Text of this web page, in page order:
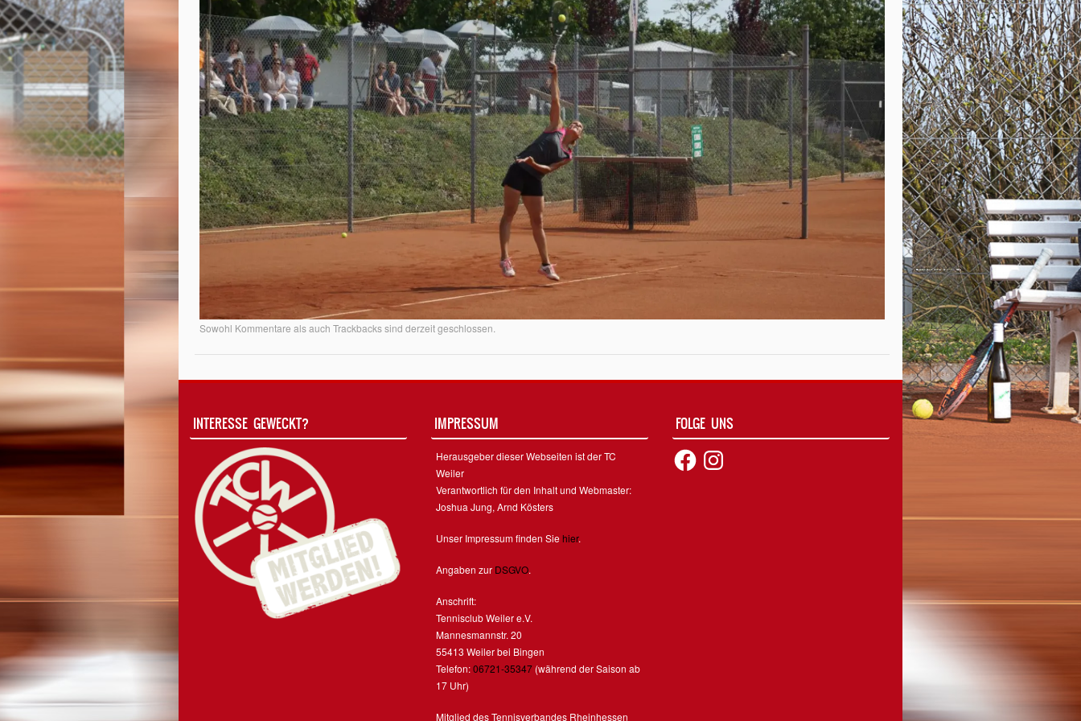
Sowohl Kommentare als auch Trackbacks sind derzeit geschlossen.
INTERESSE GEWECKT? IMPRESSUM
Herausgeber dieser Webseiten ist der TC
Weiler
Verantwortlich für den Inhalt und Webmaster:
Joshua Jung, Arnd Kösters
Unser Impressum finden Siehier.
Angaben zur DSGVO.
Anschrift:
Tennisclub Weiler e.V.
Mannesmannstr. 20
55413 Weiler bei Bingen
Telefon:06721-35347 (während der Saison ab
17 Uhr)
Mitglied des Tennisverbandes Rheinhessen
FOLGE UNS
FacebookInstagram